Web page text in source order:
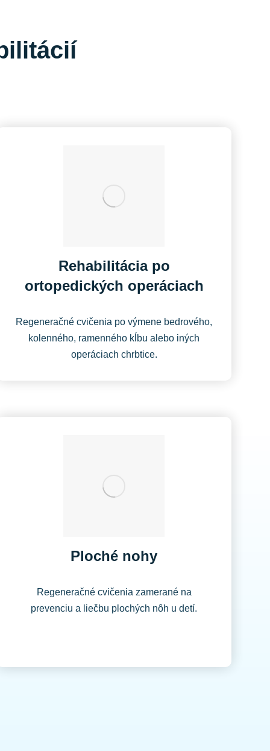
Rehabilitácia po
ortopedických operáciach
Regeneračné cvičenia po výmene bedrového,
kolenného, ramenného kĺbu alebo iných
operáciach chrbtice.
Ploché nohy​
Regeneračné cvičenia zamerané na
prevenciu a liečbu plochých nôh u detí.